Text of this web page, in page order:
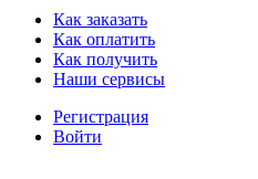
Как заказать
Как оплатить
Как получить
Наши сервисы
Регистрация
Войти